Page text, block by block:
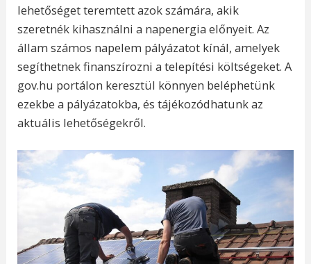
lehetőséget teremtett azok számára, akik
szeretnék kihasználni a napenergia előnyeit. Az
állam számos napelem pályázatot kínál, amelyek
segíthetnek finanszírozni a telepítési költségeket. A
gov.hu portálon keresztül könnyen beléphetünk
ezekbe a pályázatokba, és tájékozódhatunk az
aktuális lehetőségekről.